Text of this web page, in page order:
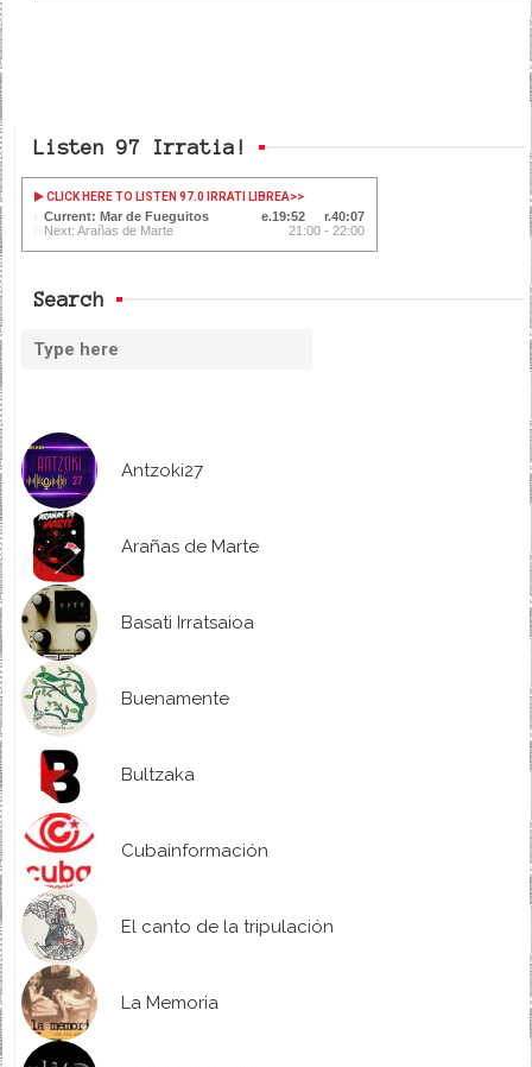
Listen 97 Irratia!
CLICK HERE TO LISTEN 97.0 IRRATI LIBREA>>
Current: Mar de Fueguitos 19:53
40:06
Next: Arañas de Marte
21:00 - 22:00
Search
Antzoki27
Arañas de Marte
Basati Irratsaioa
Buenamente
Bultzaka
Cubainformación
El canto de la tripulación
La Memoria